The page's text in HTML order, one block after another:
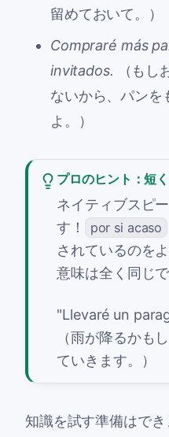
留めておいて。）
Compraré más
invitados. （もし
ないから、パンを
よ。）
プロのヒント：短
ネイティブスピ
す！
por si acaso
されているのを
意味は全く同じで
"Llevaré un
（雨が降るかも
ていきます。）
知識を試す準備はで